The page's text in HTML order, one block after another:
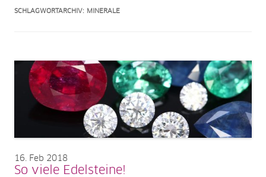
SCHLAGWORTARCHIV: MINERALE
16 Feb 2018
So viele Edelsteine!